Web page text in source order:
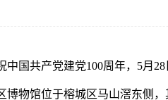
中国共产党建党100周年， 5月
博物馆位于榕城区马山滘东侧